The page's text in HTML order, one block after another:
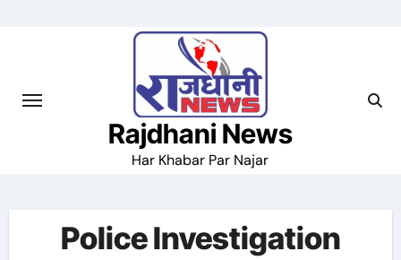
Rajdhani News
Har Khabar Par Najar
Police Investigation